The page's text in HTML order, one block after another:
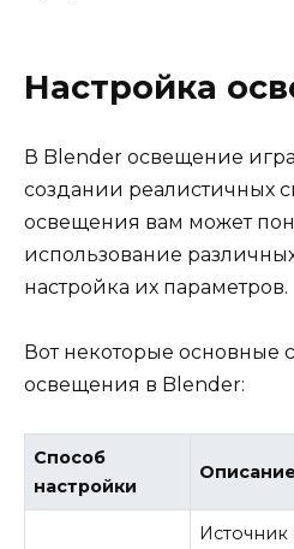
Настройка
В Blender освещение
создании реалистичных
освещения вам может
использование
настройка их параметров.
Вот некоторые основные
освещения в Blender:
Способ
настройки
Источник